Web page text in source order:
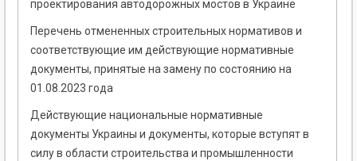
проектирования автодорожных мостов в Украине
Перечень отмененных строительных нормативов и
соответствующие им действующие нормативные
документы, принятые на замену по состоянию на
01.08.2023 года
Действующие национальные нормативные
документы Украины и документы, которые вступят в
силу в области строительства и промышленности